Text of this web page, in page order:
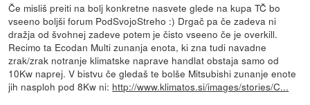
Če misliš preiti na bolj konkretne nasvete glede na kupa TČ bo
vseeno boljši forum PodSvojoStreho :) Drgač pa če zadeva ni
dražja od švohnej zadeve potem je čisto vseeno če je overkill.
Recimo ta Ecodan Multi zunanja enota, ki zna tudi navadne
zrak/zrak notranje klimatske naprave handlat obstaja samo od
10Kw naprej. V bistvu če gledaš te bolše Mitsubishi zunanje enote
jih nasploh pod 8Kw ni: http://www.klimatos.si/images/stories/C...